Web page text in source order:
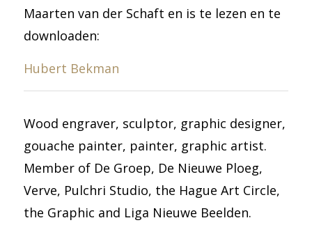
Maarten van der Schaft en is te lezen en te
downloaden:
Hubert Bekman
Wood engraver, sculptor, graphic designer,
gouache painter, painter, graphic artist.
Member of De Groep, De Nieuwe Ploeg,
Verve, Pulchri Studio, the Hague Art Circle,
the Graphic and Liga Nieuwe Beelden.